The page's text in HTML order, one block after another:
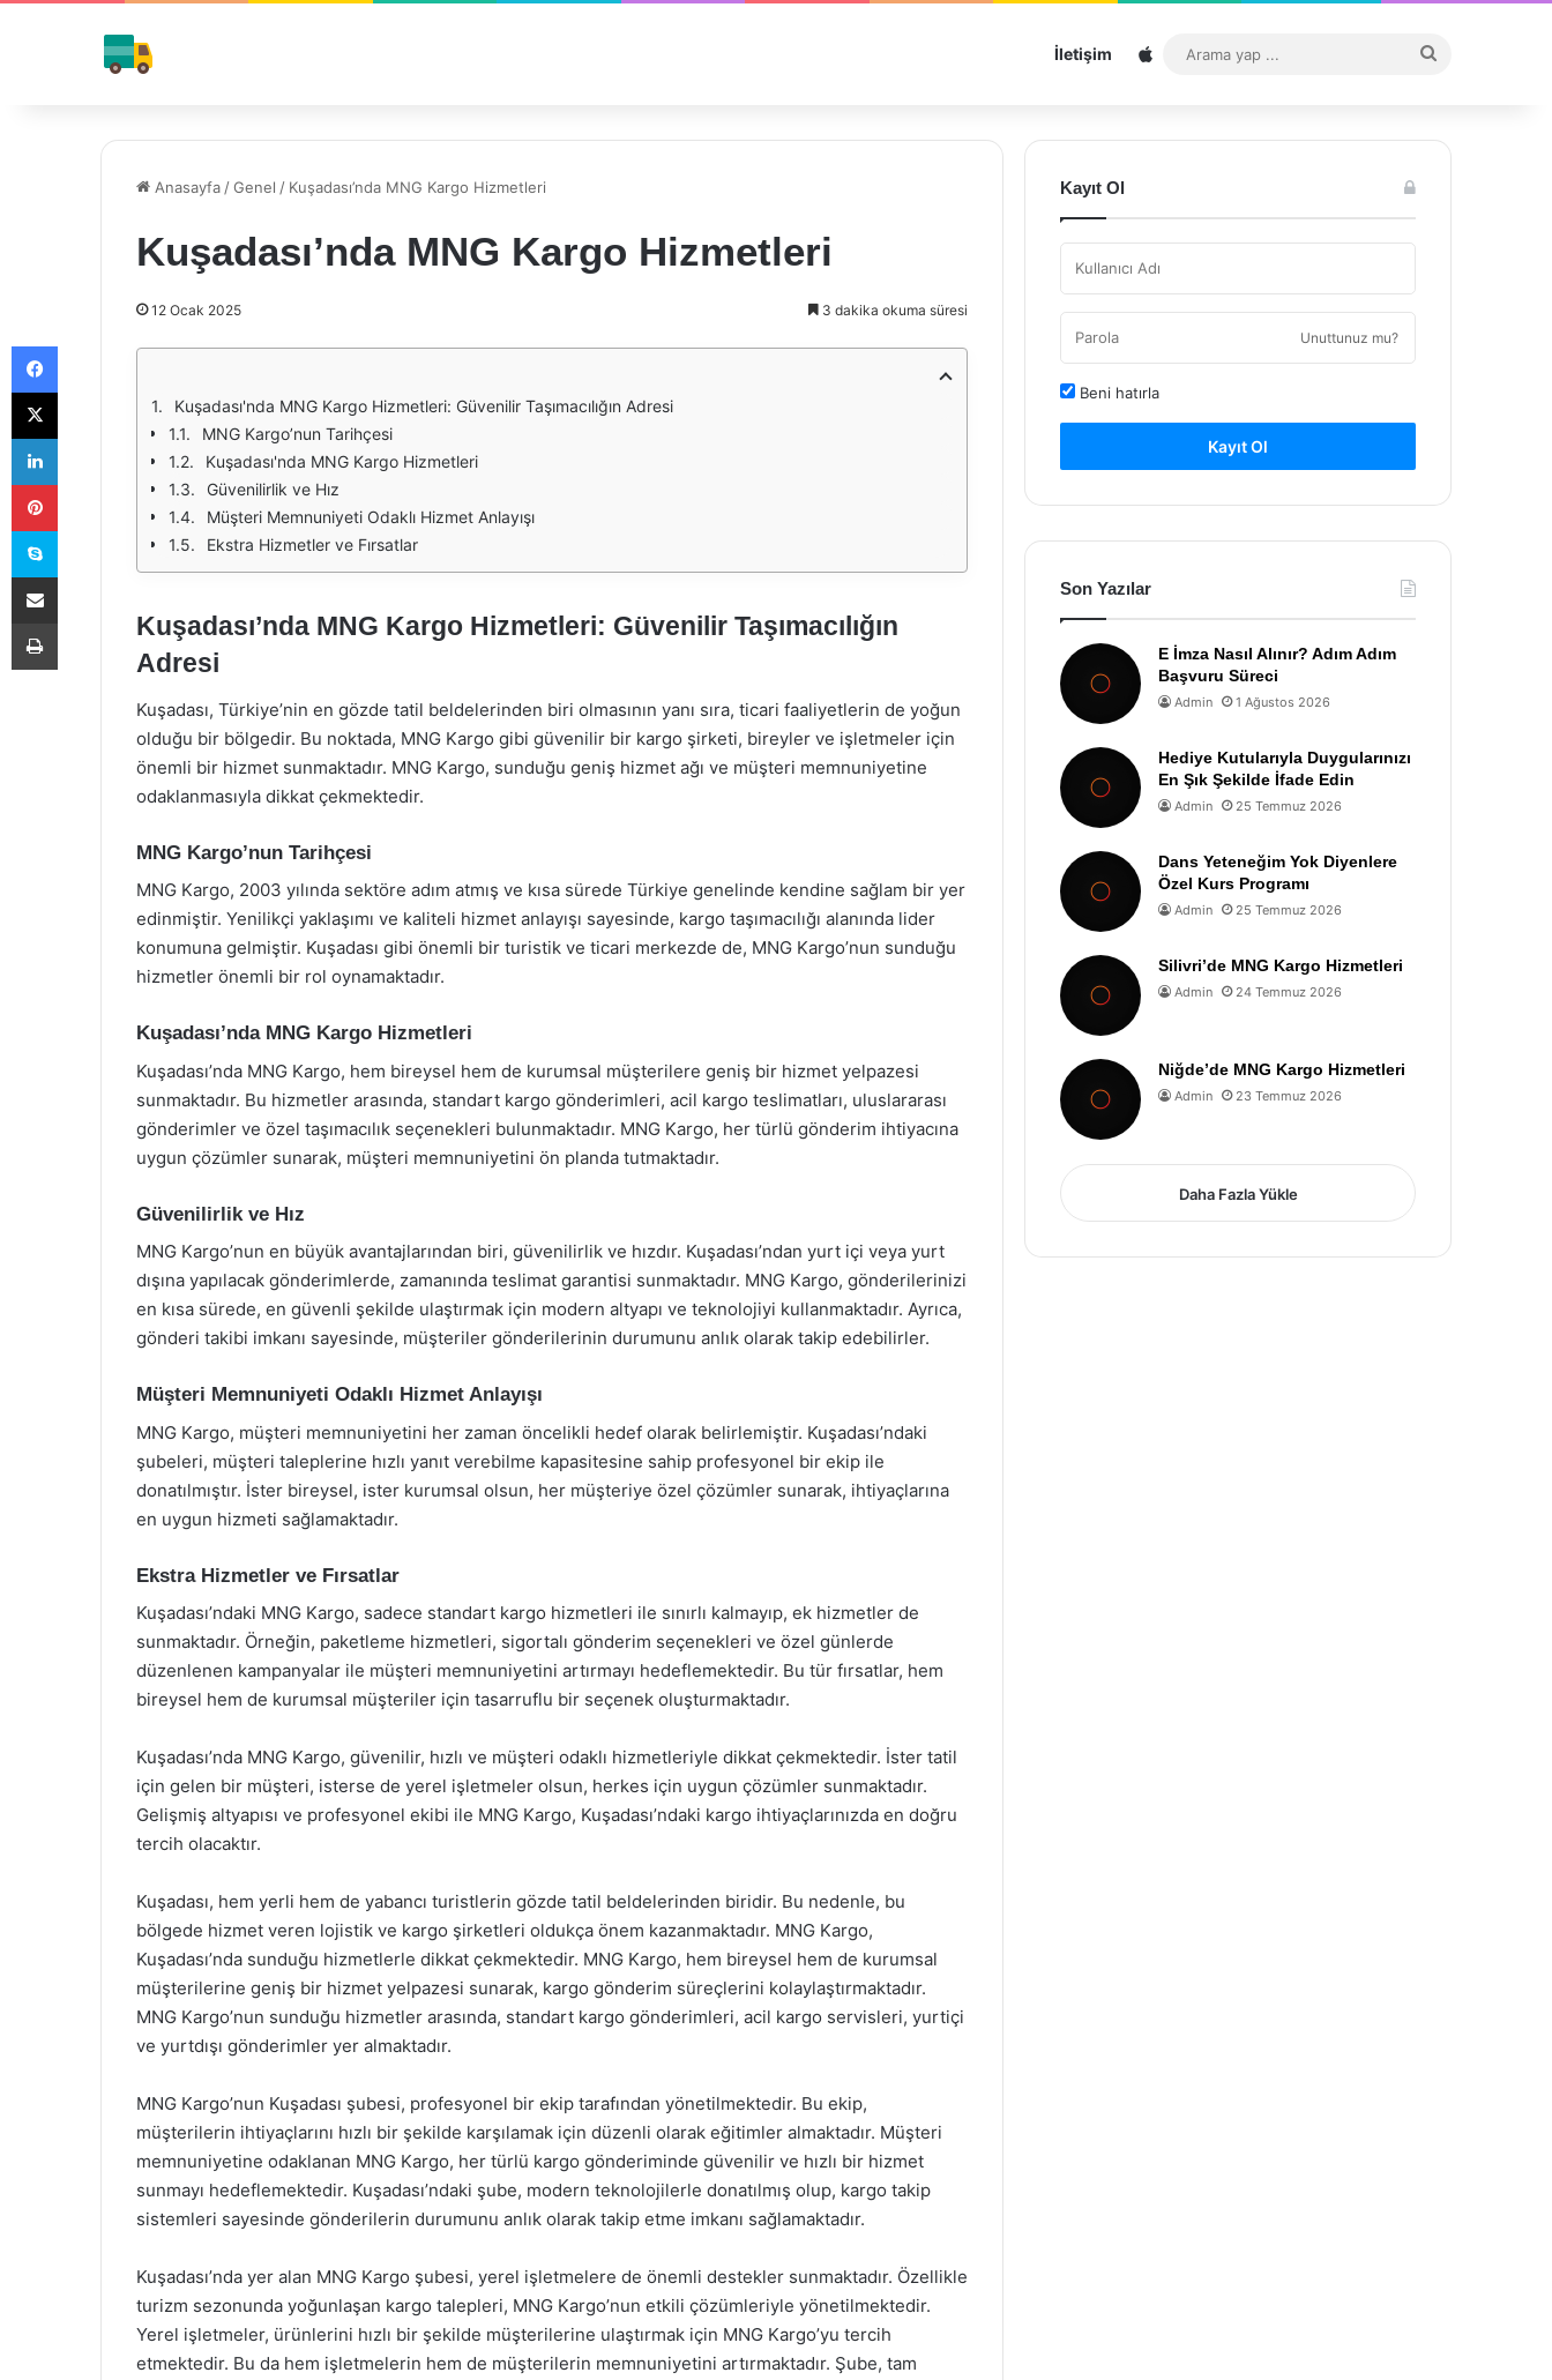
İletişim Sitemap
...
Anasayfa /Genel / Kuşadası’nda MNG Kargo Hizmetleri
Kuşadası’nda MNG Kargo Hizmetleri
12 Ocak 2025 3 dakika okuma süresi
Kuşadası'nda MNG Kargo Hizmetleri: Güvenilir Taşımacılığın Adresi
MNG Kargo’nun Tarihçesi
Kuşadası'nda MNG Kargo Hizmetleri
Güvenilirlik ve Hız
Müşteri Memnuniyeti Odaklı Hizmet Anlayışı
Ekstra Hizmetler ve Fırsatlar
Kuşadası’nda MNG Kargo Hizmetleri: Güvenilir Taşımacılığın
Adresi
Kuşadası, Türkiye’nin en gözde tatil beldelerinden biri olmasının yanı sıra, ticari faaliyetlerin de yoğun
olduğu bir bölgedir. Bu noktada, MNG Kargo gibi güvenilir bir kargo şirketi, bireyler ve işletmeler için
önemli bir hizmet sunmaktadır. MNG Kargo, sunduğu geniş hizmet ağı ve müşteri memnuniyetine
odaklanmasıyla dikkat çekmektedir.
MNG Kargo’nun Tarihçesi
MNG Kargo, 2003 yılında sektöre adım atmış ve kısa sürede Türkiye genelinde kendine sağlam bir yer
edinmiştir. Yenilikçi yaklaşımı ve kaliteli hizmet anlayışı sayesinde, kargo taşımacılığı alanında lider
konumuna gelmiştir. Kuşadası gibi önemli bir turistik ve ticari merkezde de, MNG Kargo’nun sunduğu
hizmetler önemli bir rol oynamaktadır.
Kuşadası’nda MNG Kargo Hizmetleri
Kuşadası’nda MNG Kargo, hem bireysel hem de kurumsal müşterilere geniş bir hizmet yelpazesi
sunmaktadır. Bu hizmetler arasında, standart kargo gönderimleri, acil kargo teslimatları, uluslararası
gönderimler ve özel taşımacılık seçenekleri bulunmaktadır. MNG Kargo, her türlü gönderim ihtiyacına
uygun çözümler sunarak, müşteri memnuniyetini ön planda tutmaktadır.
Güvenilirlik ve Hız
MNG Kargo’nun en büyük avantajlarından biri, güvenilirlik ve hızdır. Kuşadası’ndan yurt içi veya yurt
dışına yapılacak gönderimlerde, zamanında teslimat garantisi sunmaktadır. MNG Kargo, gönderilerinizi
en kısa sürede, en güvenli şekilde ulaştırmak için modern altyapı ve teknolojiyi kullanmaktadır. Ayrıca,
gönderi takibi imkanı sayesinde, müşteriler gönderilerinin durumunu anlık olarak takip edebilirler.
Müşteri Memnuniyeti Odaklı Hizmet Anlayışı
MNG Kargo, müşteri memnuniyetini her zaman öncelikli hedef olarak belirlemiştir. Kuşadası’ndaki
şubeleri, müşteri taleplerine hızlı yanıt verebilme kapasitesine sahip profesyonel bir ekip ile
donatılmıştır. İster bireysel, ister kurumsal olsun, her müşteriye özel çözümler sunarak, ihtiyaçlarına
en uygun hizmeti sağlamaktadır.
Ekstra Hizmetler ve Fırsatlar
Kuşadası’ndaki MNG Kargo, sadece standart kargo hizmetleri ile sınırlı kalmayıp, ek hizmetler de
sunmaktadır. Örneğin, paketleme hizmetleri, sigortalı gönderim seçenekleri ve özel günlerde
düzenlenen kampanyalar ile müşteri memnuniyetini artırmayı hedeflemektedir. Bu tür fırsatlar, hem
bireysel hem de kurumsal müşteriler için tasarruflu bir seçenek oluşturmaktadır.
Kuşadası’nda MNG Kargo, güvenilir, hızlı ve müşteri odaklı hizmetleriyle dikkat çekmektedir. İster tatil
için gelen bir müşteri, isterse de yerel işletmeler olsun, herkes için uygun çözümler sunmaktadır.
Gelişmiş altyapısı ve profesyonel ekibi ile MNG Kargo, Kuşadası’ndaki kargo ihtiyaçlarınızda en doğru
tercih olacaktır.
Kuşadası, hem yerli hem de yabancı turistlerin gözde tatil beldelerinden biridir. Bu nedenle, bu
bölgede hizmet veren lojistik ve kargo şirketleri oldukça önem kazanmaktadır. MNG Kargo,
Kuşadası’nda sunduğu hizmetlerle dikkat çekmektedir. MNG Kargo, hem bireysel hem de kurumsal
müşterilerine geniş bir hizmet yelpazesi sunarak, kargo gönderim süreçlerini kolaylaştırmaktadır.
MNG Kargo’nun sunduğu hizmetler arasında, standart kargo gönderimleri, acil kargo servisleri, yurtiçi
ve yurtdışı gönderimler yer almaktadır.
MNG Kargo’nun Kuşadası şubesi, profesyonel bir ekip tarafından yönetilmektedir. Bu ekip,
müşterilerin ihtiyaçlarını hızlı bir şekilde karşılamak için düzenli olarak eğitimler almaktadır. Müşteri
memnuniyetine odaklanan MNG Kargo, her türlü kargo gönderiminde güvenilir ve hızlı bir hizmet
sunmayı hedeflemektedir. Kuşadası’ndaki şube, modern teknolojilerle donatılmış olup, kargo takip
sistemleri sayesinde gönderilerin durumunu anlık olarak takip etme imkanı sağlamaktadır.
Kuşadası’nda yer alan MNG Kargo şubesi, yerel işletmelere de önemli destekler sunmaktadır. Özellikle
turizm sezonunda yoğunlaşan kargo talepleri, MNG Kargo’nun etkili çözümleriyle yönetilmektedir.
Yerel işletmeler, ürünlerini hızlı bir şekilde müşterilerine ulaştırmak için MNG Kargo’yu tercih
etmektedir. Bu da hem işletmelerin hem de müşterilerin memnuniyetini artırmaktadır. Şube, tam
Kayıt Ol
Unuttunuz mu?
Beni hatırla
Kayıt Ol
Son Yazılar
E İmza Nasıl Alınır? Adım Adım
Başvuru Süreci
Admin 1 Ağustos 2026
Hediye Kutularıyla Duygularınızı
En Şık Şekilde İfade Edin
Admin 25 Temmuz 2026
Dans Yeteneğim Yok Diyenlere
Özel Kurs Programı
Admin 25 Temmuz 2026
Silivri’de MNG Kargo Hizmetleri
Admin 24 Temmuz 2026
Niğde’de MNG Kargo Hizmetleri
Admin 23 Temmuz 2026
Daha Fazla Yükle
Facebook
X
LinkedIn
Pinterest
Skype
E-Posta ile paylaş